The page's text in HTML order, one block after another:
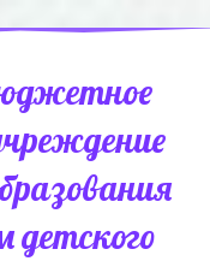
детского